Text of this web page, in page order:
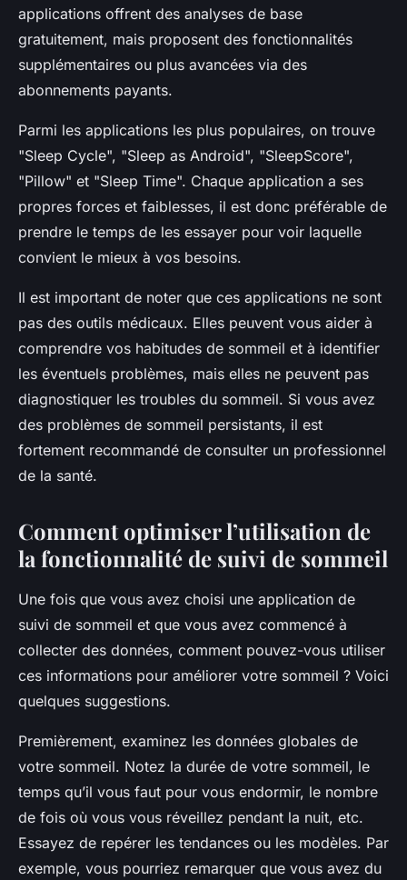
applications offrent des analyses de base
gratuitement, mais proposent des fonctionnalités
supplémentaires ou plus avancées via des
abonnements payants.
Parmi les applications les plus populaires, on trouve
"Sleep Cycle", "Sleep as Android", "SleepScore",
"Pillow" et "Sleep Time". Chaque application a ses
propres forces et faiblesses, il est donc préférable de
prendre le temps de les essayer pour voir laquelle
convient le mieux à vos besoins.
Il est important de noter que ces applications ne sont
pas des outils médicaux. Elles peuvent vous aider à
comprendre vos habitudes de sommeil et à identifier
les éventuels problèmes, mais elles ne peuvent pas
diagnostiquer les troubles du sommeil. Si vous avez
des problèmes de sommeil persistants, il est
fortement recommandé de consulter un professionnel
de la santé.
Comment optimiser l’utilisation de
la fonctionnalité de suivi de sommeil
Une fois que vous avez choisi une application de
suivi de sommeil et que vous avez commencé à
collecter des données, comment pouvez-vous utiliser
ces informations pour améliorer votre sommeil ? Voici
quelques suggestions.
Premièrement, examinez les données globales de
votre sommeil. Notez la durée de votre sommeil, le
temps qu’il vous faut pour vous endormir, le nombre
de fois où vous vous réveillez pendant la nuit, etc.
Essayez de repérer les tendances ou les modèles. Par
exemple, vous pourriez remarquer que vous avez du